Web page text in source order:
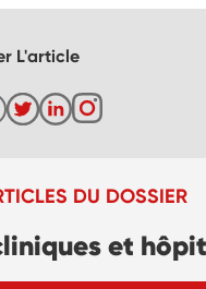
L'article
DU DOSSIER
et